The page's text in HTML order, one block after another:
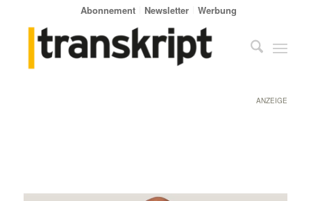
Abonnement Newsletter Werbung
ANZEIGE